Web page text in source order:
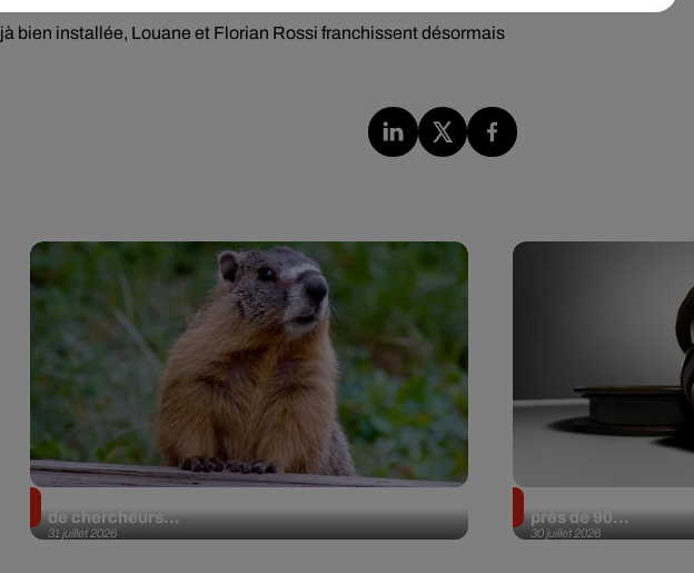
bien installée, Louane et Florian Rossi franchissent désormais
31 juillet 2026
de chercheurs...
30 juillet 2026
près de 90...